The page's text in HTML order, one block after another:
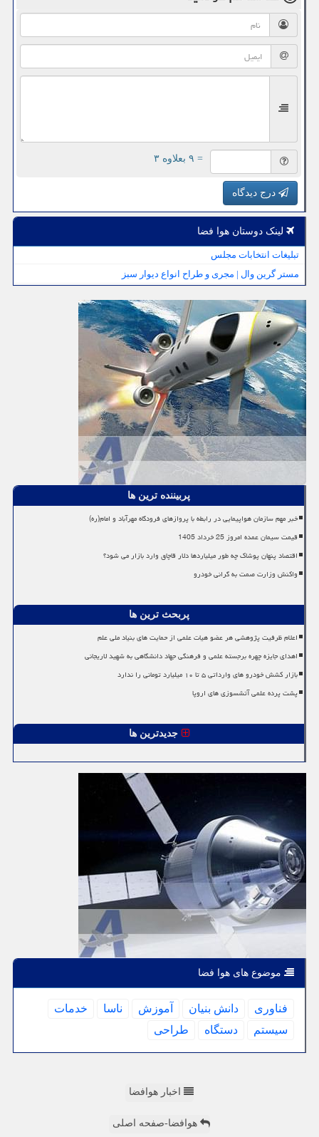
= ۹ بعلاوه ۳
درج دیدگاه
لینک دوستان هوا فضا
تبلیغات انتخابات مجلس
مستر گرین وال | مجری و طراح انواع دیوار سبز
پربیننده ترین ها
خبر مهم سازمان هواپیمایی در رابطه با پروازهای فرودگاه مهرآباد و امام(ره)
قیمت سیمان عمده امروز 25 خرداد 1405
اقتصاد پنهان پوشاک چه طور میلیاردها دلار قاچاق وارد بازار می شود؟
واکنش وزارت صمت به گرانی خودرو
پربحث ترین ها
اعلام ظرفیت پژوهشی هر عضو هیات علمی از حمایت های بنیاد ملی علم
اهدای جایزه چهره برجسته علمی و فرهنگی جهاد دانشگاهی به شهید لاریجانی
بازار کشش خودرو های وارداتی ۵ تا ۱۰ میلیارد تومانی را ندارد
پشت پرده علمی آتشسوزی های اروپا
جدیدترین ها
موضوع های هوا فضا
فناوری دانش بنیان آموزش ناسا
خدمات
سیستم
دستگاه طراحی
اخبار هوافضا
هوافضا-صفحه اصلی